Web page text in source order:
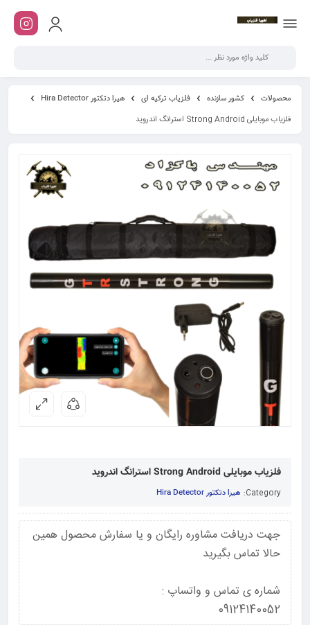
محصولات کشور سازنده فلزیاب ترکیه ای هیرا دتکتور Hira Detector
فلزیاب موبایلی Strong Android استرانگ اندروید
فلزیاب موبایلی Strong Android استرانگ اندروید
Category: هیرا دتکتور Hira Detector
جهت دریافت مشاوره رایگان و یا سفارش محصول همین
حالا تماس بگیرید
شماره ی تماس و واتساپ :
09124140052